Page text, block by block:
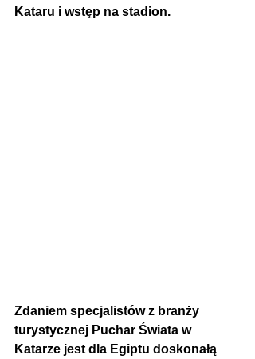
Kataru i wstęp na stadion.
Zdaniem specjalistów z branży
turystycznej Puchar Świata w
Katarze jest dla Egiptu doskonałą